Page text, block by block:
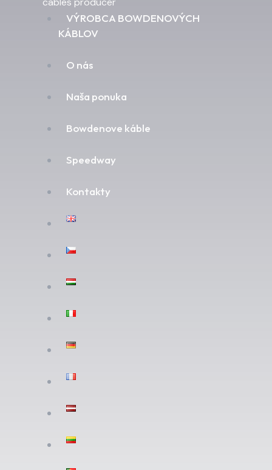
VÝROBCA BOWDENOVÝCH
KÁBLOV
O nás
Naša ponuka
Bowdenove káble
Speedway
Kontakty